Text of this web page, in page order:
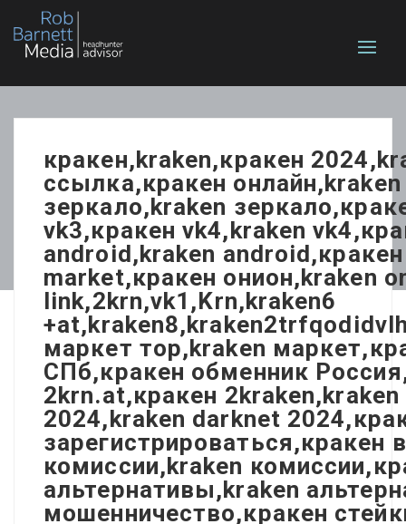
кракен,kraken,кракен
ссылка,кракен
зеркало,kraken
vk3,кракен vk4,kraken
android,kraken
market,кракен онион,kraken
link,2krn,vk1,Krn,kraken6
маркет тор,kraken
СПб,кракен обменник
2krn.at,кракен
2024,kraken darknet
комиссии,kraken
альтернативы,kraken
мошенничество,кракен